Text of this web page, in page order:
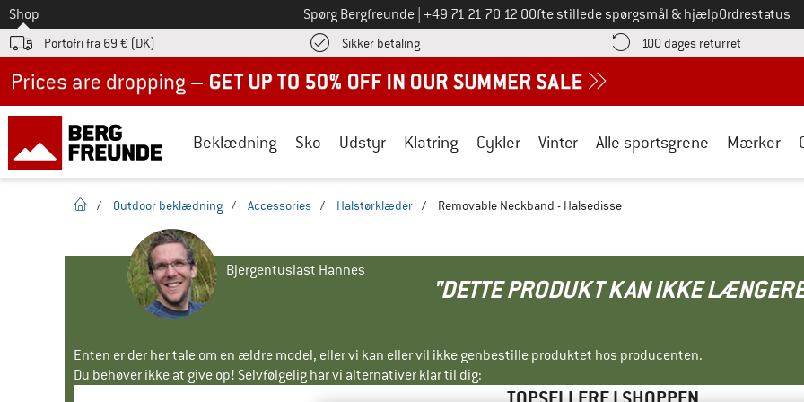
Til
Shop Spørg Bergfreunde Ring til os på
+49 71 21 70 12 0Ofte stillede spørgsmål & hjælpOrdrestatus
Portofri fra 69 € (DK) Sikker betalingFind betalingsoplysningerne her! Åbnes i en infoboks
100 dages returret Gå til
Beklædning Sko Udstyr Klatring Cykler Vinter Alle sportsgrene Mærker
Hjemmeside
/ Outdoor beklædning / Accessories / Halstørklæder / Removable Neckband - Halsedisse
Bjergentusiast Hannes
"DETTE PRODUKT KAN IKKE
Enten er der her tale om en ældre model, eller vi kan eller vil ikke genbestille produktet hos producenten.
Du behøver ikke at give op! Selvfølgelig har vi alternativer klar til dig: